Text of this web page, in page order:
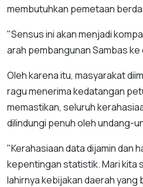
membutuhkan pemetaan
"Sensus ini akan menjadi
arah pembangunan Sambas
Oleh karena itu, masyarakat
ragu menerima kedatangan
memastikan, seluruh
dilindungi penuh oleh undang-
"Kerahasiaan data dijamin dan
kepentingan statistik. Mari kita
lahirnya kebijakan daerah